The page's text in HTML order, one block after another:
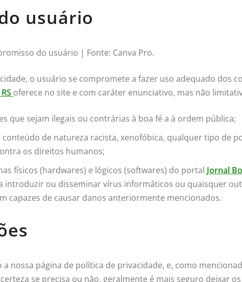
usuário
do usuário | Fonte: Canva Pro.
o usuário se compromete a fazer uso adequado dos
oferece no site e com caráter enunciativo, mas não
que sejam ilegais ou contrárias à boa fé a à ordem pública;
de natureza racista, xenofóbica, qualquer tipo de
os direitos humanos;
físicos (hardwares) e lógicos (softwares) do portal Jornal
introduzir ou disseminar vírus informáticos ou quaisquer
capazes de causar danos anteriormente mencionados.
a nossa página de política de privacidade, e, como
se precisa ou não, geralmente é mais seguro deixar